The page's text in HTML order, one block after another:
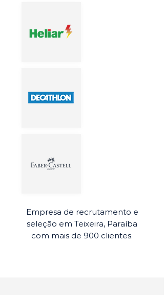
Empresa de recrutamento e
seleção em Teixeira, Paraíba
com mais de 900 clientes.